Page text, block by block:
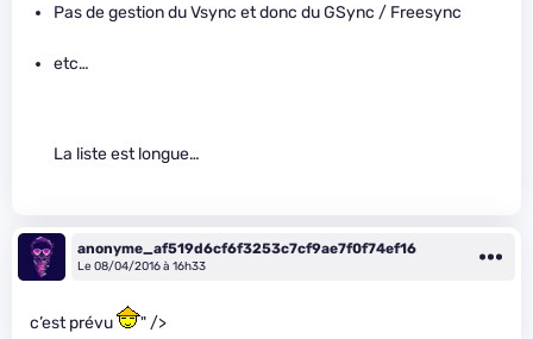
Pas de gestion du Vsync et donc du GSync / Freesync
etc…
La liste est longue…
anonyme_af519d6cf6f3253c7cf9ae7f0f74ef16
Le 08/04/2016 à 16h33
c’est prévu " />